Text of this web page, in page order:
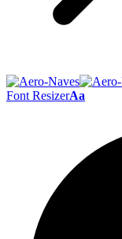
Font ResizerAa